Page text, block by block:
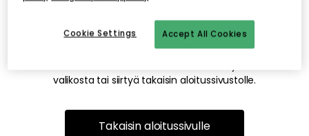
Tämä voi johtua siitä, että sivua ei enää ole tai siitä, että se
on siirretty muualle. Pahoittelemme tästä mahdollisesti
valikosta tai siirtyä takaisin aloitussivustolle.
Takaisin aloitussivulle
Accept All Cookies
Cookie Settings